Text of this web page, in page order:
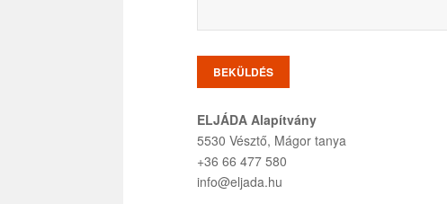
ELJÁDA Alapítvány
5530 Vésztő, Mágor tanya
+36 66 477 580
info@eljada.hu